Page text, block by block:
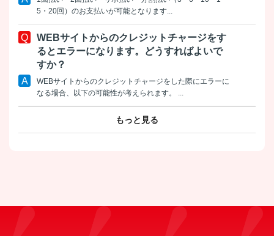
5・20回）のお支払いが可能となります...
WEBサイトからのクレジットチャージをす
るとエラーになります。どうすればよいで
すか？
WEBサイトからのクレジットチャージをした際にエラーに
なる場合、以下の可能性が考えられます。 ...
もっと見る